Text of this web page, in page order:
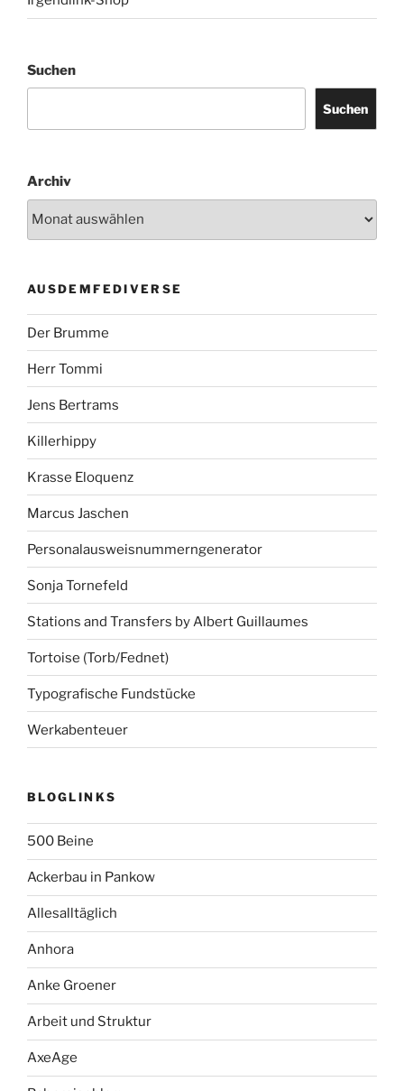
Suchen
Suchen
Archiv
AUSDEMFEDIVERSE
Der Brumme
Herr Tommi
Jens Bertrams
Killerhippy
Krasse Eloquenz
Marcus Jaschen
Personalausweisnummerngenerator
Sonja Tornefeld
Stations and Transfers by Albert Guillaumes
Tortoise (Torb/Fednet)
Typografische Fundstücke
Werkabenteuer
BLOGLINKS
500 Beine
Ackerbau in Pankow
Allesalltäglich
Anhora
Anke Groener
Arbeit und Struktur
AxeAge